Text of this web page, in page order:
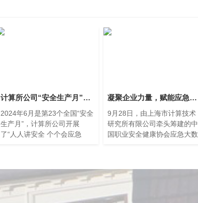
计算所公司“安全生产月”活动纪实
2024年6月是第23个全国“安全
生产月”，计算所公司开展
了“人人讲安全 个个会应急
员应急管理基本知识和技能，
确保企业经营生产的安全与稳
凝聚企业力量，赋能应急管理数智化、创新化、自主化——中国职业安全健康协会应急大数据与人工智能安全技术专业委员会正式成立
9月28日，由上海市计算技术
研究所有限公司牵头筹建的中
国职业安全健康协会应急大数
全技术的科技创新体系建设，
提升应急管理科技自主创新能
力”为主题，协会党委委员、副